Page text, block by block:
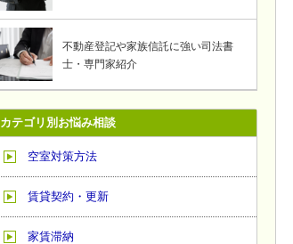
不動産登記や家族信託に強い司法書
士・専門家紹介
カテゴリ別お悩み相談
空室対策方法
賃貸契約・更新
家賃滞納